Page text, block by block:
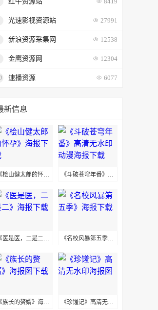
光速影视资源站 27991
新浪资源采集网 12538
金鹰资源网 12304
速播资源 6077
新信息
《桧山健太郎的怀孕》海报下载 《斗破苍穹年番》高清无水印动漫海报下载
《医是医，二是二》海报下载 《名校风暴第五季》海报下载
《族长的赘婿》海报图下载 《珍馐记》高清无水印海报图